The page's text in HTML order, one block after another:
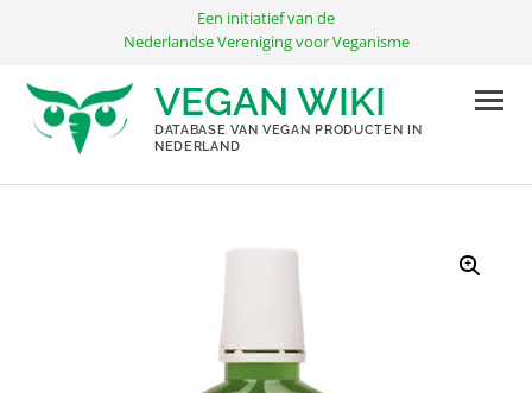
inhoud
Een initiatief van de
Nederlandse Vereniging voor Veganisme
VEGAN WIKI
DATABASE VAN VEGAN PRODUCTEN IN
NEDERLAND